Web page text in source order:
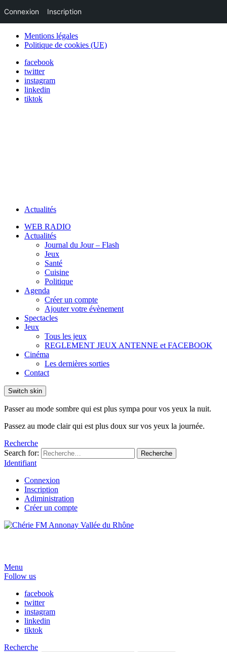
Mentions légales
Politique de cookies (UE)
facebook
twitter
instagram
linkedin
tiktok
Actualités
WEB RADIO
Actualités
Journal du Jour – Flash
Jeux
Santé
Cuisine
Politique
Agenda
Créer un compte
Ajouter votre évènement
Spectacles
Jeux
Tous les jeux
REGLEMENT JEUX ANTENNE et FACEBOOK
Cinéma
Les dernières sorties
Contact
Switch skin
Passer au mode sombre qui est plus sympa pour vos yeux la nuit.
Passez au mode clair qui est plus doux sur vos yeux la journée.
Recherche
Search for:
Recherche
Identifiant
Connexion
Inscription
Adiministration
Créer un compte
Menu
Follow us
facebook
twitter
instagram
linkedin
tiktok
Recherche
Connexion Inscription